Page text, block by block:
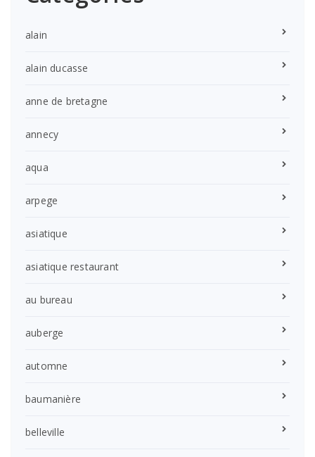
alain
alain ducasse
anne de bretagne
annecy
aqua
arpege
asiatique
asiatique restaurant
au bureau
auberge
automne
baumanière
belleville